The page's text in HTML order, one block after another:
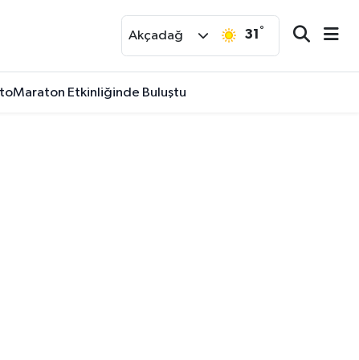
Akçadağ 31 °
Etkinliğinde Buluştu